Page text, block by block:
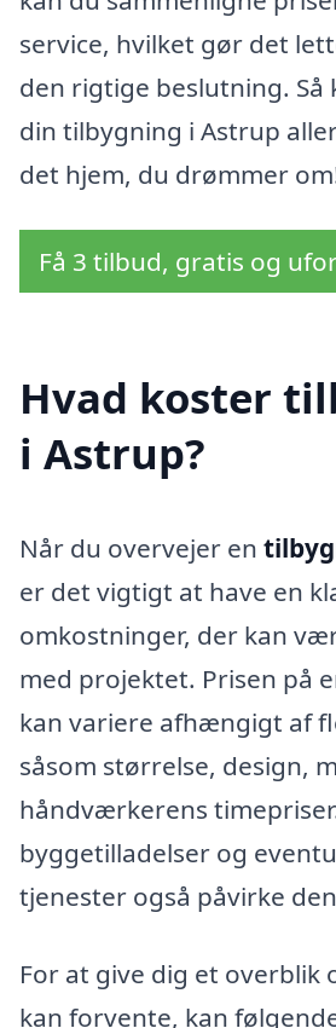
service, hvilket gør det
den rigtige beslutning. Så
din tilbygning i Astrup
det hjem, du drømmer
Få 3 tilbud, gratis og
Hvad koster
i Astrup?
Når du overvejer en
er det vigtigt at have en
omkostninger, der kan
med projektet. Prisen på
kan variere afhængigt af
såsom størrelse, design,
håndværkerens
byggetilladelser og
tjenester også påvirke
For at give dig et overblik
kan forvente, kan